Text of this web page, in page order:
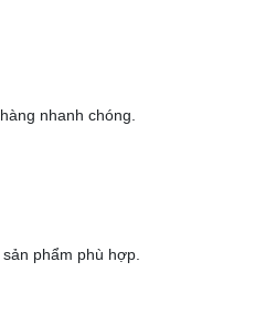
nhanh chóng.
phẩm phù hợp.